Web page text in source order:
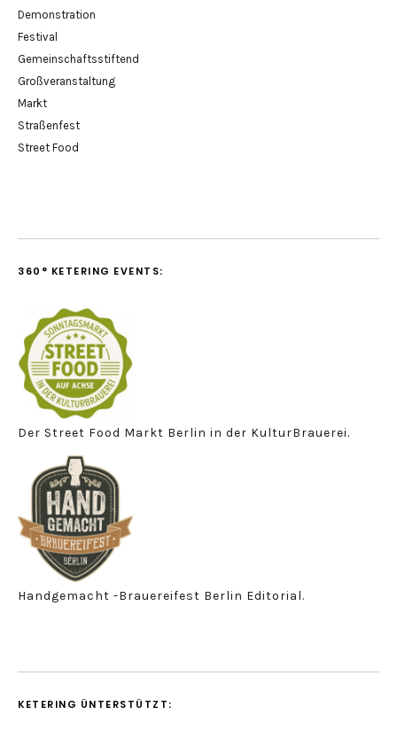
Demonstration
Festival
Gemeinschaftsstiftend
Großveranstaltung
Markt
Straßenfest
Street Food
360° KETERING EVENTS:
Der Street Food Markt Berlin in der KulturBrauerei.
Handgemacht -Brauereifest Berlin Editorial.
KETERING ÜNTERSTÜTZT: